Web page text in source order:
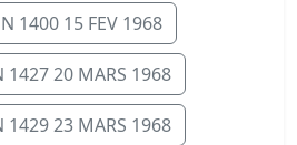
1400 15 FEV 1968
20 MARS 1968
23 MARS 1968